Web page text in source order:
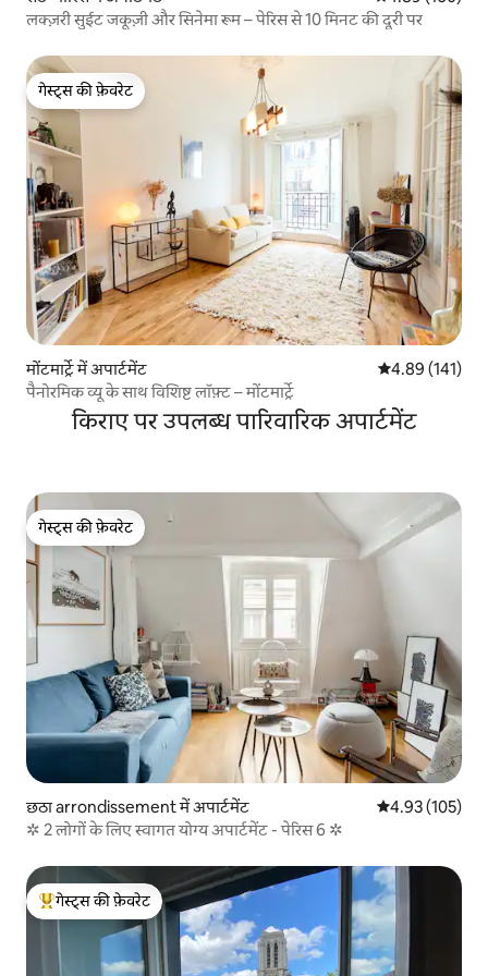
लक्ज़री सुईट जकूज़ी और सिनेमा रूम – पेरिस से 10 मिनट की दूरी पर
गेस्ट्स की फ़ेवरेट
गेस्ट्स की फ़ेवरेट
मोंटमार्ट्रे में अपार्टमेंट औसत रेटिंग 5 में से
4.89 (141)
पैनोरमिक व्यू के साथ विशिष्ट लॉफ़्ट – मोंटमार्ट्रे
किराए पर उपलब्ध पारिवारिक अपार्टमेंट
गेस्ट्स की फ़ेवरेट
गेस्ट्स की फ़ेवरेट
छठा arrondissement में अपार्टमेंट औसत रेटिंग 5 में से
4.93 (105)
✲ 2 लोगों के लिए स्वागत योग्य अपार्टमेंट - पेरिस 6 ✲
गेस्ट्स का टॉप फ़ेवरेट
गेस्ट्स की फ़ेवरेट